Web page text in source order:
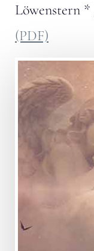
Löwenstern *
(PDF)